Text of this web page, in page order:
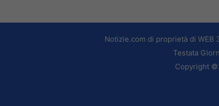
Notizie.com di proprietà di WEB
Testata
Copyright